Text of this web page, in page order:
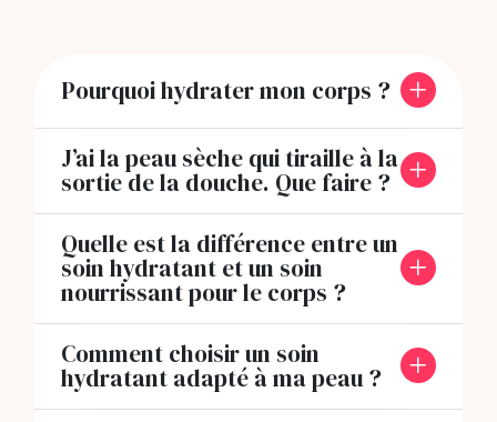
Pourquoi hydrater mon corps ?
J’ai la peau sèche qui tiraille à la
sortie de la douche. Que faire ?
Quelle est la différence entre un
soin hydratant et un soin
nourrissant pour le corps ?
Comment choisir un soin
hydratant adapté à ma peau ?